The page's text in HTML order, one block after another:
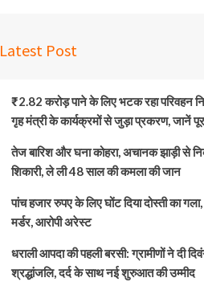
Latest Post
₹2.82 करोड़ पाने के लिए भटक रहा परिवहन
गृह मंत्री के कार्यक्रमों से जुड़ा प्रकरण, जानें
तेज बारिश और घना कोहरा, अचानक झाड़ी से
शिकारी, ले ली 48 साल की कमला की जान
पांच हजार रुपए के लिए घोंट दिया दोस्ती का
मर्डर, आरोपी अरेस्ट
धराली आपदा की पहली बरसी: ग्रामीणों ने दी
श्रद्धांजलि, दर्द के साथ नई शुरुआत की उम्मीद